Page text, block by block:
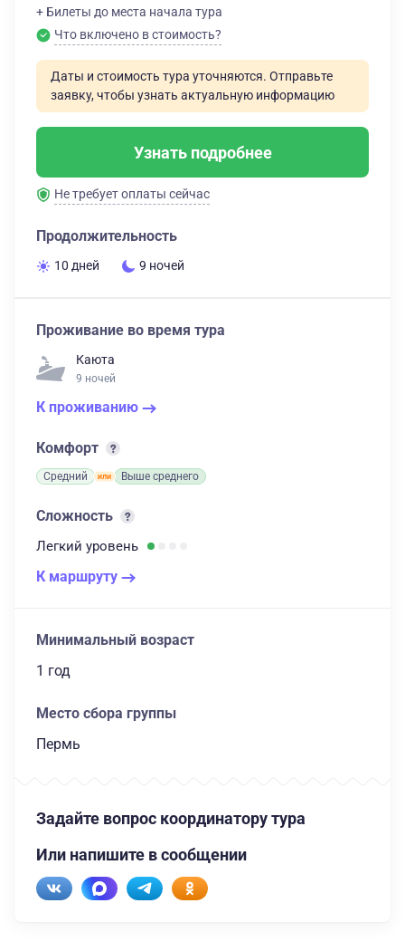
+ Билеты до места начала тура
Что включено в стоимость?
Даты и стоимость тура уточняются. Отправьте
заявку, чтобы узнать актуальную информацию
Узнать подробнее
Не требует оплаты сейчас
Продолжительность
10 дней 9 ночей
Проживание во время тура
Каюта
9 ночей
К проживанию
Комфорт
Средний Выше среднего
Сложность
Легкий уровень
К маршруту
Минимальный возраст
1 год
Место сбора группы
Пермь
Задайте вопрос координатору тура
Или напишите в сообщении